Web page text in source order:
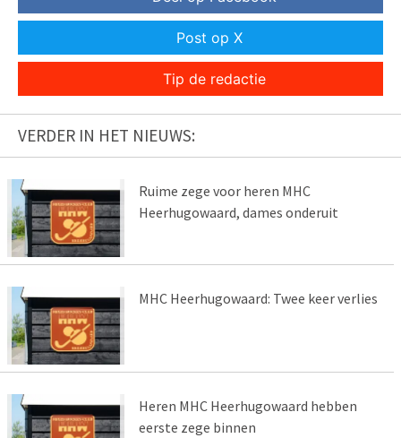
Post op X
Tip de redactie
VERDER IN HET NIEUWS:
Ruime zege voor heren MHC
Heerhugowaard, dames onderuit
MHC Heerhugowaard: Twee keer verlies
Heren MHC Heerhugowaard hebben
eerste zege binnen